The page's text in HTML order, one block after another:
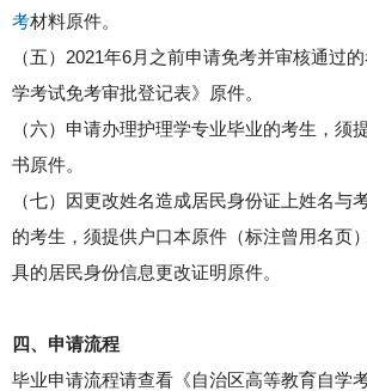
考材料原件。
（五）2021年6月之前申请免考并审核通过
学考试免考审批登记表》原件。
（六）申请办理护理学专业毕业的考生，须
书原件。
（七）因更改姓名造成居民身份证上姓名与
的考生，须提供户口本原件（标注曾用名页
具的居民身份信息更改证明原件。
四、申请流程
毕业申请流程请查看《自治区高等教育自学